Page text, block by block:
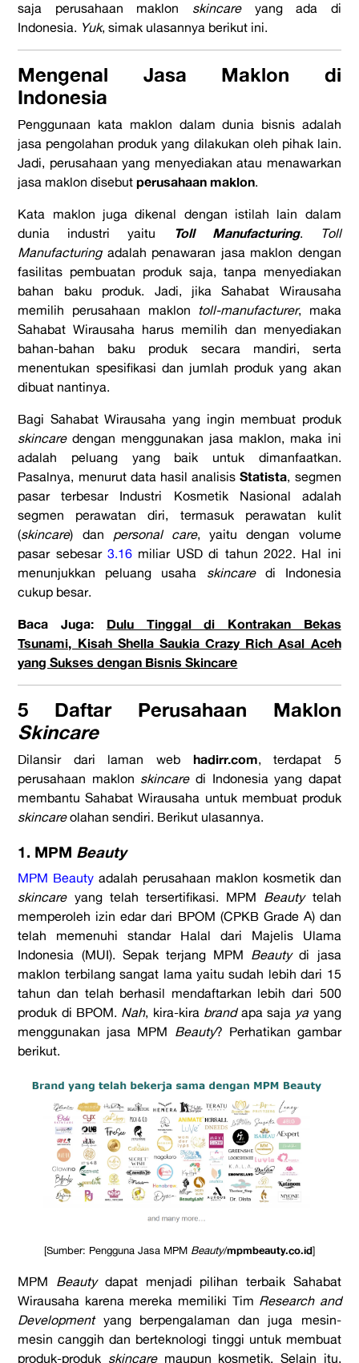
saja perusahaan maklon skincareyang ada di
Indonesia. Yuk, simak ulasannya berikut ini.
Mengenal Jasa Maklon di
Indonesia
Penggunaan kata maklon dalam dunia bisnis adalah
jasa pengolahan produk yang dilakukan oleh pihak lain.
Jadi, perusahaan yang menyediakan atau menawarkan
jasa maklon disebutperusahaan maklon.
Kata maklon juga dikenal dengan istilah lain dalam
dunia industri yaitu
Toll Manufacturing.
Toll
Manufacturingadalah penawaran jasa maklon dengan
fasilitas pembuatan produk saja, tanpa menyediakan
bahan baku produk. Jadi, jika Sahabat Wirausaha
memilih perusahaan maklon
toll-manufacturer, maka
Sahabat Wirausaha harus memilih dan menyediakan
bahan-bahan baku produk secara mandiri, serta
menentukan spesifikasi dan jumlah produk yang akan
dibuat nantinya.
Bagi Sahabat Wirausaha yang ingin membuat produk
skincaredengan menggunakan jasa maklon, maka ini
adalah peluang yang baik untuk dimanfaatkan.
Pasalnya, menurut data hasil analisisStatista, segmen
pasar terbesar Industri Kosmetik Nasional adalah
segmen perawatan diri, termasuk perawatan kulit
(skincare) dan personal care, yaitu dengan volume
pasar sebesar3.16 miliar USD di tahun 2022. Hal ini
menunjukkan peluang usaha skincaredi Indonesia
cukup besar.
Baca Juga: Dulu Tinggal di Kontrakan Bekas
Tsunami, Kisah Shella Saukia Crazy Rich Asal Aceh
yang Sukses dengan Bisnis Skincare
5 Daftar Perusahaan Maklon
Skincare
Dilansir dari laman web hadirr.com, terdapat 5
perusahaan maklon skincaredi Indonesia yang dapat
membantu Sahabat Wirausaha untuk membuat produk
skincareolahan sendiri. Berikut ulasannya.
1. MPM Beauty
MPM Beauty adalah perusahaan maklon kosmetik dan
skincareyang telah tersertifikasi. MPM Beautytelah
memperoleh izin edar dari BPOM (CPKB Grade A) dan
telah memenuhi standar Halal dari Majelis Ulama
Indonesia (MUI). Sepak terjang MPM Beautydi jasa
maklon terbilang sangat lama yaitu sudah lebih dari 15
tahun dan telah berhasil mendaftarkan lebih dari 500
produk di BPOM. Nah, kira-kira brandapa saja ya yang
menggunakan jasa MPM Beauty? Perhatikan gambar
berikut.
[Sumber: Pengguna Jasa MPM Beauty/mpmbeauty.co.id]
MPM Beautydapat menjadi pilihan terbaik Sahabat
Wirausaha karena mereka memiliki Tim Research and
Developmentyang berpengalaman dan juga mesin-
mesin canggih dan berteknologi tinggi untuk membuat
produk-produk skincaremaupun kosmetik. Selain itu,